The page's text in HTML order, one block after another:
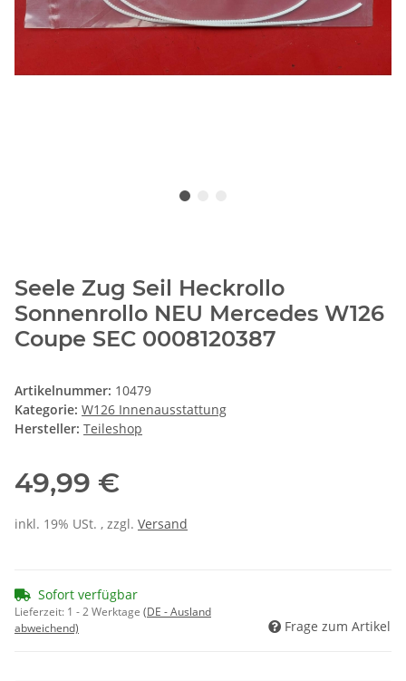
Seele Zug Seil Heckrollo
Sonnenrollo NEU Mercedes W126
Coupe SEC 0008120387
Artikelnummer: 10479
Kategorie: W126 Innenausstattung
Hersteller: Teileshop
49,99 €
inkl. 19% USt. , zzgl. Versand
Sofort verfügbar
Lieferzeit: 1 - 2 Werktage (DE - Ausland
abweichend)
Frage zum Artikel